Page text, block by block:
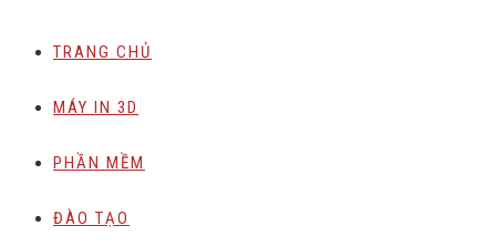
TRANG CHỦ
MÁY IN 3D
PHẦN MỀM
ĐÀO TẠO